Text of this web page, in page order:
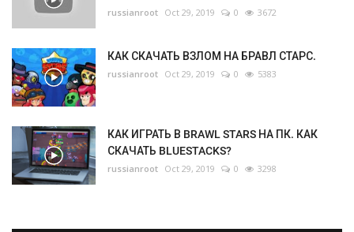
russianroot Oct 29, 2019 0 3672
КАК СКАЧАТЬ ВЗЛОМ НА БРАВЛ СТАРС.
russianroot Oct 29, 2019 0 5383
КАК ИГРАТЬ В BRAWL STARS НА ПК. КАК
СКАЧАТЬ BLUESTACKS?
russianroot Oct 29, 2019 0 3298